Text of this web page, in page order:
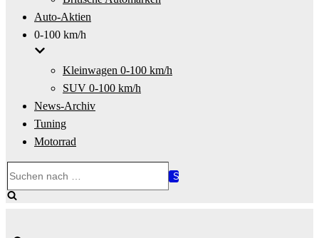
Auto-Aktien
0-100 km/h
Kleinwagen 0-100 km/h
SUV 0-100 km/h
News-Archiv
Tuning
Motorrad
nach …